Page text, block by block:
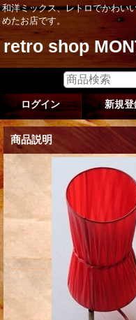
和洋ミックス、レトロでかわい
めたお店です。
retro shop
ログイン 新規登
商品説明